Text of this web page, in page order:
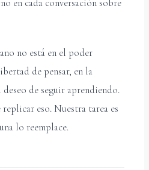
en cada conversación sobre
no está en el poder
de pensar, en la
deseo de seguir aprendiendo.
eso. Nuestra tarea es
lo reemplace.